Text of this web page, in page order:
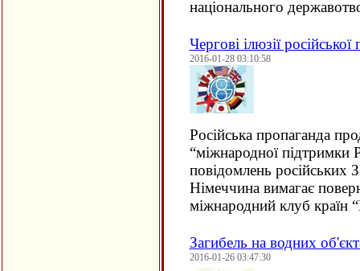
національного
Чергові ілюзії
2016-01-28 03:10:58
Російська пропаганда
“міжнародної підтримки
повідомлень російських
Німеччина вимагає
міжнародний клуб країн
Загибель на водних
2016-01-26 03:47:30